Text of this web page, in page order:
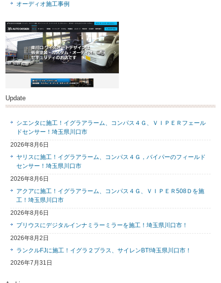
オーディオ施工事例
Update
シエンタに施工！イグラアラーム、コンパス４Ｇ、ＶＩＰＥＲフェール
ドセンサー！埼玉県川口市
2026年8月6日
ヤリスに施工！イグラアラーム、コンパス４Ｇ，バイパーのフィールド
センサー！埼玉県川口市
2026年8月6日
アクアに施工！イグラアラーム、コンパス４Ｇ、ＶＩＰＥＲ508Ｄを施
工！埼玉県川口市
2026年8月6日
プリウスにデジタルインナミラーミラーを施工！埼玉県川口市！
2026年8月2日
ランクルFJに施工！イグラ２プラス、サイレンBT!埼玉県川口市！
2026年7月31日